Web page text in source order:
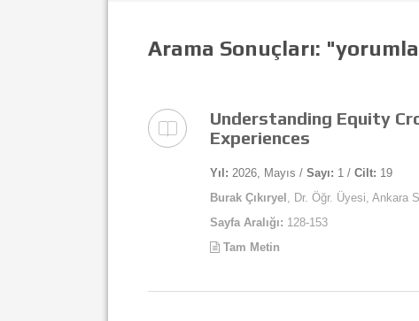
Arama Sonuçları:
Understanding Equity
Experiences
Yıl: 2026, Mayıs / Sayı: 1 / Cilt: 19
Burak Çıkıryel , Dr. Öğr. Üyesi, Ankara
Sayfa Aralığı: 128-153
Tam Metin